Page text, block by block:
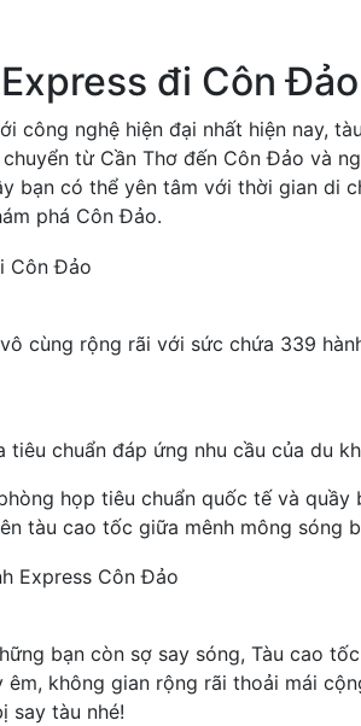
đi Côn
công nghệ hiện đại nhất hiện nay,
từ Cần Thơ đến Côn Đảo và
bạn có thể yên tâm với thời gian di
phá Côn Đảo.
cùng rộng rãi với sức chứa 339
tiêu chuẩn đáp ứng nhu cầu của du
họp tiêu chuẩn quốc tế và
tàu cao tốc giữa mênh mông sóng
bạn còn sợ say sóng, Tàu cao
êm, không gian rộng rãi thoải mái
say tàu nhé!